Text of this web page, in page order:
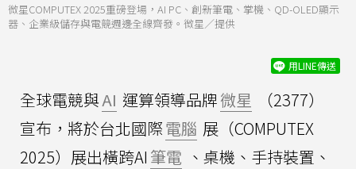
微星COMPUTEX 2025重磅登場，AI PC、創新筆電、掌機、QD-OLED顯示
器、企業級儲存與電競週邊全線齊發。微星／提供
用LINE傳送
全球電競與AI 運算領導品牌微星
（2377）
宣布，將於台北國際電腦 展（COMPUTEX
2025）展出橫跨AI 筆電 、桌機、手持裝置、